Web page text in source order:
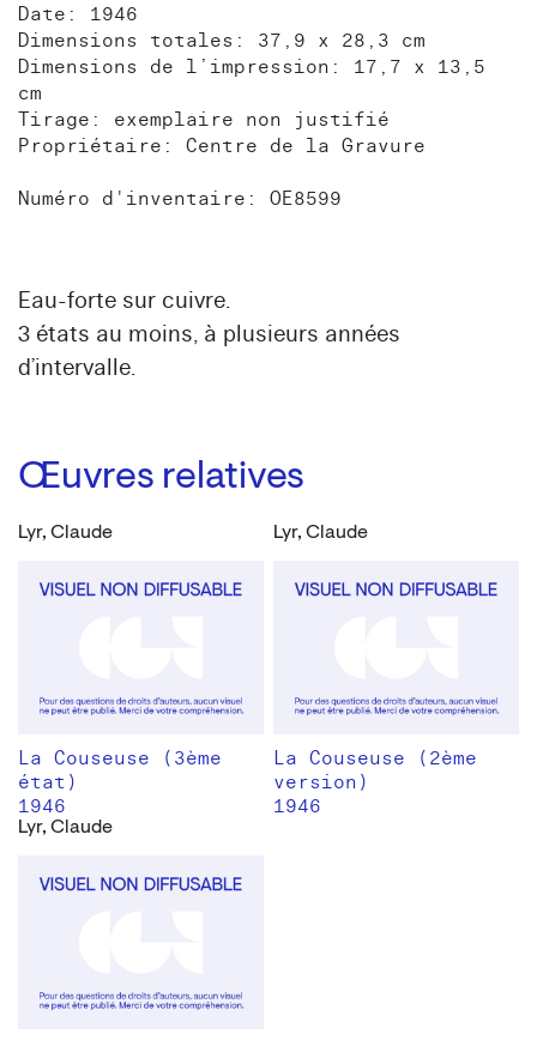
Date: 1946
Dimensions totales: 37,9 x 28,3 cm
Dimensions de l’impression: 17,7 x 13,5
cm
Tirage: exemplaire non justifié
Propriétaire: Centre de la Gravure
Numéro d'inventaire: OE8599
Eau-forte sur cuivre.
3 états au moins, à plusieurs années
d’intervalle.
Œuvres relatives
Lyr, Claude
La Couseuse (3ème
état)
1946
Lyr, Claude
La Couseuse (2ème
version)
1946
Lyr, Claude